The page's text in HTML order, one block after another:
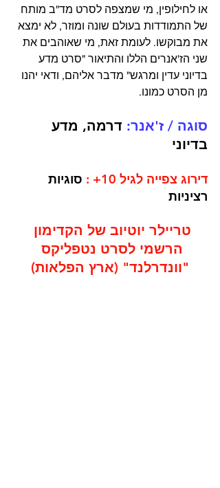
או לחילופין, מי שמצפה לסרט מד"ב מותח
של התמודדות בעולם שונה ומוזר, לא ימצא
את מבוקשו. לעומת זאת, מי שאוהבים את
שני הז'אנרים הללו והתיאור "סרט מדע
בדיוני עדין ומרגש" מדבר אליהם, ודאי יהנו
מן הסרט כמונו.
סוגה / ז'אנר: דרמה, מדע
בדיוני
דירוג צפייה לגיל 10+ :
סוגיות
רציניות
טריילר יוטיוב של הקדימון
הרשמי לסרט נטפליקס
"וונדרלנד" (ארץ הפלאות)